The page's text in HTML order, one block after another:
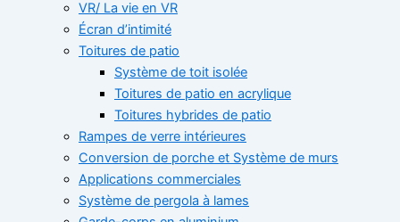
VR/ La vie en VR
Écran d’intimité
Toitures de patio
Système de toit isolée
Toitures de patio en acrylique
Toitures hybrides de patio
Rampes de verre intérieures
Conversion de porche et Système de murs
Applications commerciales
Système de pergola à lames